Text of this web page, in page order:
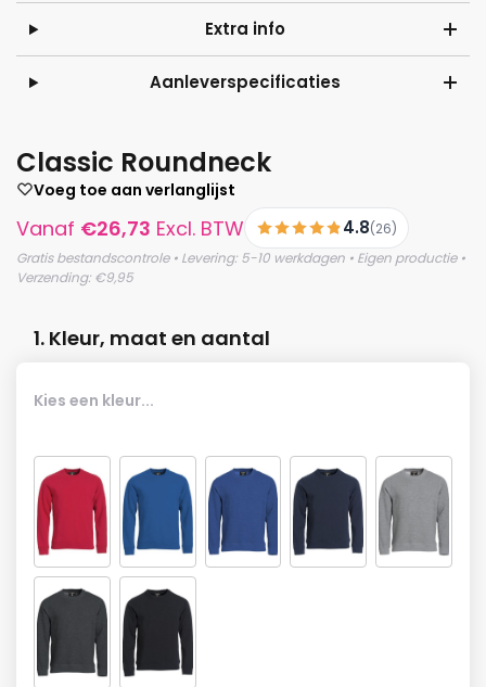
Extra info
Aanleverspecificaties
Classic Roundneck
Voeg toe aan verlanglijst
Vanaf €26,73 Excl. BTW 4.8(26)
Gratis bestandscontrole • Levering: 5-10 werkdagen • Eigen productie •
Verzending: €9,95
1. Kleur, maat en aantal
Kies een kleur...